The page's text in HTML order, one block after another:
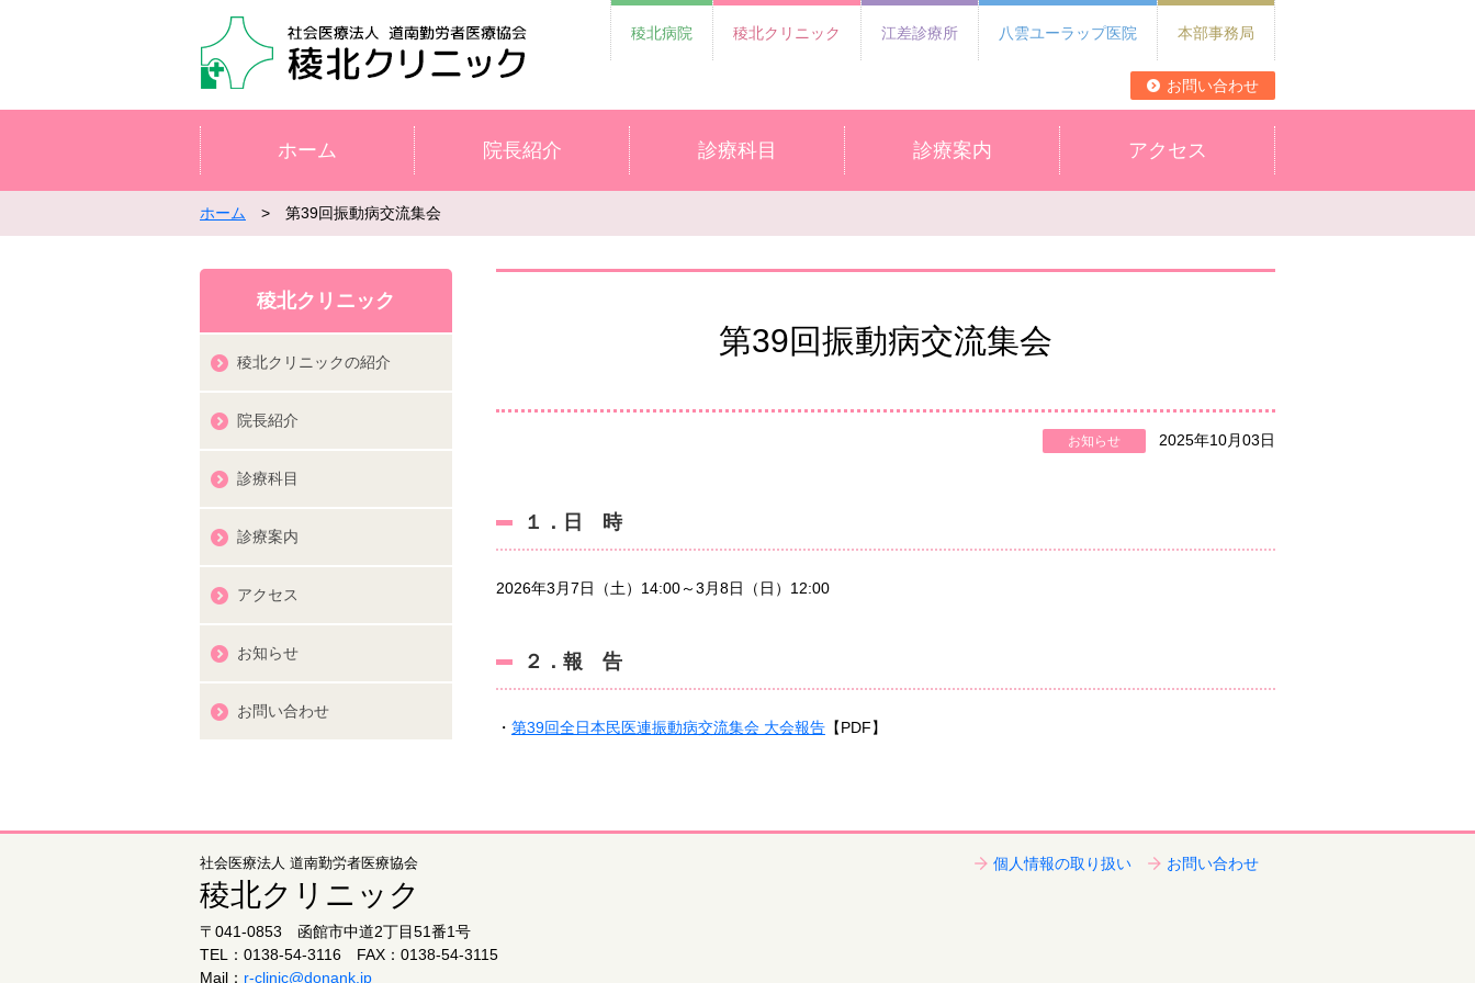
稜北病院 稜北クリニック 江差診療所 八雲ユーラップ医院 本部事務局
お問い合わせ
ホーム 院長紹介 診療科目 診療案内 アクセス
ホーム > 第39回振動病交流集会
第39回振動病交流集会
お知らせ 2025年10月03日
１．日 時
2026年3月7日（土）14:00～3月8日（日）12:00
２．報 告
・ 第39回全日本民医連振動病交流集会 大会報告 【PDF】
稜北クリニック
稜北クリニックの紹介
院長紹介
診療科目
診療案内
アクセス
お知らせ
お問い合わせ
個人情報の取り扱い お問い合わせ
社会医療法人 道南勤労者医療協会
稜北クリニック
〒041-0853 函館市中道2丁目51番1号
TEL：0138-54-3116 FAX：0138-54-3115
Mail： r-clinic@donank.jp